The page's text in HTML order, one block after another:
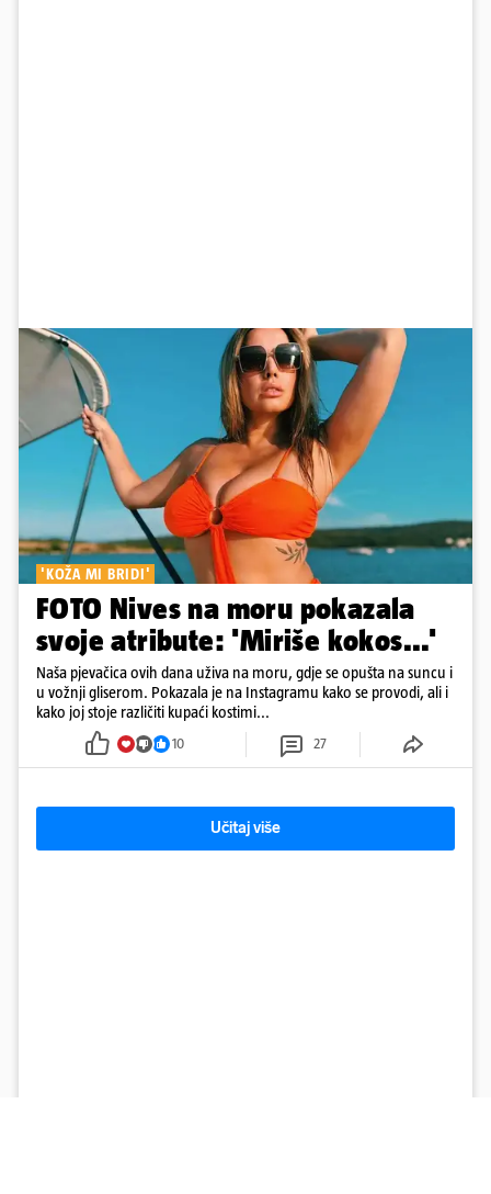
'KOŽA MI BRIDI'
FOTO Nives na moru pokazala
svoje atribute: 'Miriše kokos...'
Naša pjevačica ovih dana uživa na moru, gdje se opušta na suncu i
u vožnji gliserom. Pokazala je na Instagramu kako se provodi, ali i
kako joj stoje različiti kupaći kostimi...
10 27
Učitaj više